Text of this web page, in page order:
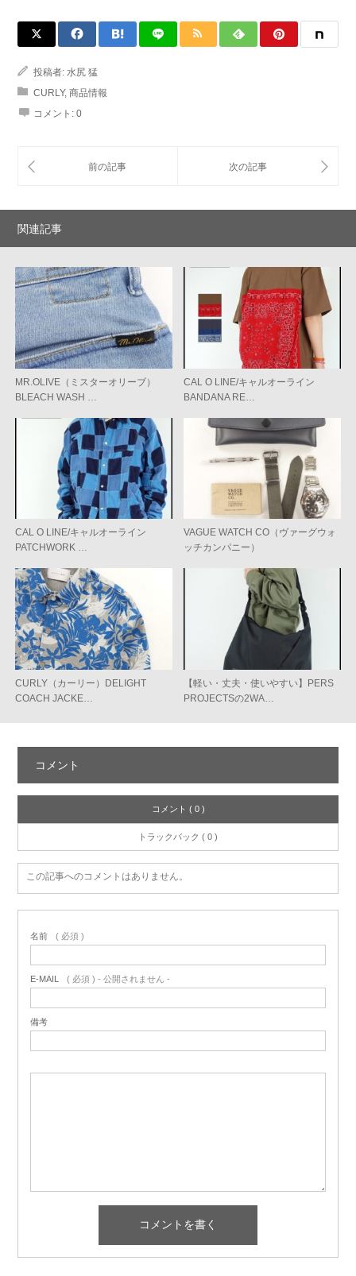
投稿者: 水尻 猛
CURLY, 商品情報
コメント: 0
関連記事
MR.OLIVE（ミスターオリーブ）
BLEACH WASH …
CAL O LINE/キャルオーライン
BANDANA RE…
CAL O LINE/キャルオーライン
PATCHWORK …
VAGUE WATCH CO（ヴァーグウォ
ッチカンパニー）
CURLY（カーリー）DELIGHT
COACH JACKE…
【軽い・丈夫・使いやすい】PERS
PROJECTSの2WA…
コメント
コメント ( 0 )
トラックバック ( 0 )
この記事へのコメントはありません。
名前 ( 必須 )
E-MAIL ( 必須 ) - 公開されません -
備考